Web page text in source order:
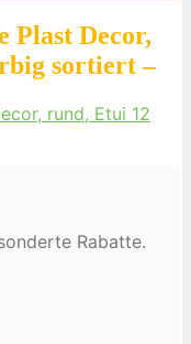
Plast Decor,
sortiert –
Rabatte.